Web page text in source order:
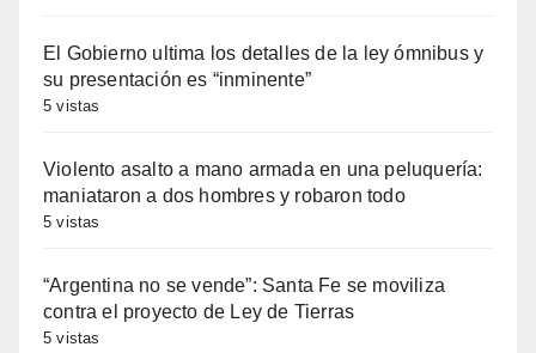
El Gobierno ultima los detalles de la ley ómnibus y
su presentación es “inminente”
5 vistas
Violento asalto a mano armada en una peluquería:
maniataron a dos hombres y robaron todo
5 vistas
“Argentina no se vende”: Santa Fe se moviliza
contra el proyecto de Ley de Tierras
5 vistas